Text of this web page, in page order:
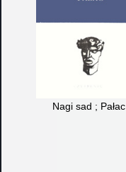
Nagi sad ; Pałac